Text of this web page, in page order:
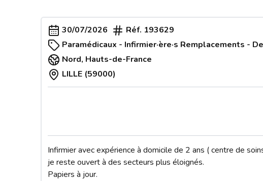
30/07/2026 Réf. 193629
Paramédicaux - Infirmier·ère·s Remplacements -
Nord, Hauts-de-France
LILLE (59000)
Infirmier avec expérience à domicile de 2 ans ( centre de
je reste ouvert à des secteurs plus éloignés.
Papiers à jour.